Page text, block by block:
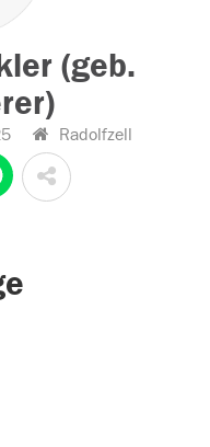
(geb.
Radolfzell